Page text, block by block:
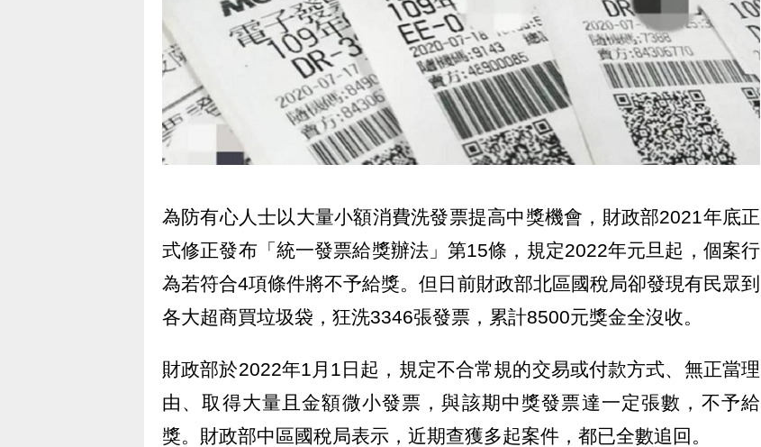
為防有心人士以大量小額消費洗發票提高中獎機會，財政部2021年底正
式修正發布「統一發票給獎辦法」第15條，規定2022年元旦起，個案行
為若符合4項條件將不予給獎。但日前財政部北區國稅局卻發現有民眾到
各大超商買垃圾袋，狂洗3346張發票，累計8500元獎金全沒收。
財政部於2022年1月1日起，規定不合常規的交易或付款方式、無正當理
由、取得大量且金額微小發票，與該期中獎發票達一定張數，不予給
獎。財政部中區國稅局表示，近期查獲多起案件，都已全數追回。